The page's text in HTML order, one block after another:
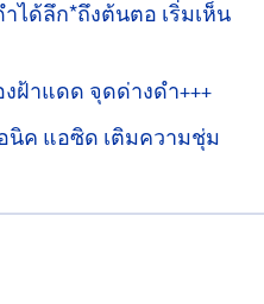
ได้ลึก*ถึงต้นตอ เริ่มเห็น
ฝ้าแดด จุดด่างดำ+++
นิค แอซิด เติมความชุ่ม